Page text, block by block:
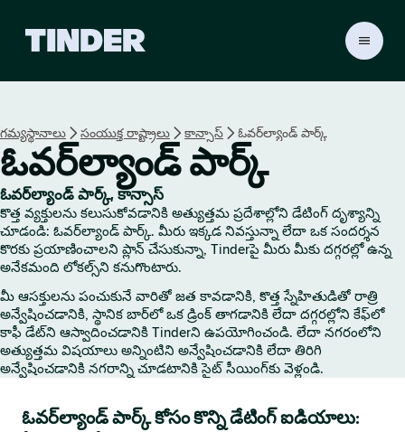
r
హో
మ్
గమ్యస్థానాలు సంయుక్త రాష్ట్రాలు కాన్సాస్ ఓవర్‌ల్యాండ్ పార్క్
ఓవర్‌ల్యాండ్ పార్క్
ఓవర్‌ల్యాండ్ పార్క్, కాన్సాస్
కొత్త వ్యక్తులను కలుసుకోవడానికి అత్యుత్తమ ప్రదేశాల్లోని డేటింగ్ దృశ్యాన్ని
చూడండి: ఓవర్‌ల్యాండ్ పార్క్. మీరు ఇక్కడ నివస్తున్నా లేదా ఒక సందర్శన
కొరకు ప్రయాణించాలని ప్లాన్ చేసుకున్నా, Tinderపై మీరు మీకు దగ్గరల్లో ఉన్న
అనేకమంది లోకల్స్‌ని కనుగొంటారు.
మీ ఆసక్తులను పంచుకునే వారితో జత కావడానికి, కొత్త స్నేహితుడితో రాత్రి
అన్వేషించడానికి, స్థానిక బార్‌లో ఒక డ్రింక్ తాగడానికి లేదా దగ్గరల్లోని కేఫ్‌లో
కాఫీ డేట్‌ని ఆస్వాదించడానికి Tinderని ఉపయోగించండి. లేదా నగరంలోని
అత్యుత్తమ విషయాలు అన్నింటిని అన్వేషించడానికి లేదా తిరిగి
అన్వేషించడానికి నగరాన్ని చూడటానికి సైట్ సీయింగ్‌కు వెళ్లండి.
ఓవర్‌ల్యాండ్ పార్క్ కోసం కొన్ని డేటింగ్ ఐడియాలు: